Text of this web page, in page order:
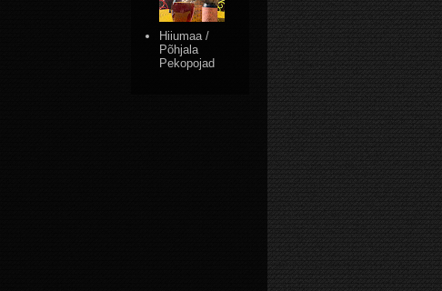
Hiiumaa /
Põhjala
Pekopojad